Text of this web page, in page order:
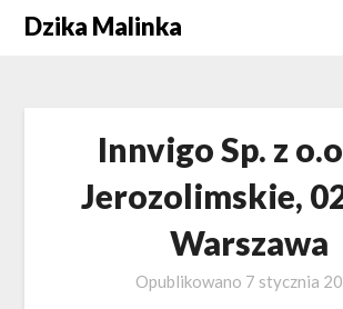
SkipDzika Malinka
Innvigo Sp. z
Jerozolimskie,
Warszawa
Opublikowano 7 stycznia